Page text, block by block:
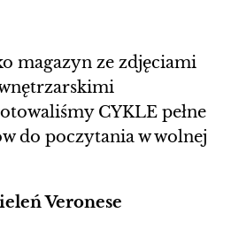
magazyn ze zdjęciami
CYKLE pełne
do poczytania w wolnej
Veronese